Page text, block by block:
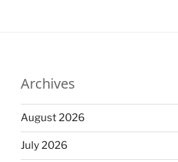
Archives
August 2026
July 2026